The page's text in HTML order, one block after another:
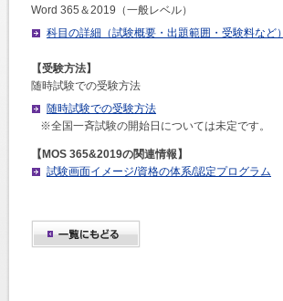
Word 365＆2019（一般レベル）
科目の詳細（試験概要・出題範囲・受験料など）
【受験方法】
随時試験での受験方法
随時試験での受験方法
※全国一斉試験の開始日については未定です。
【MOS 365&2019の関連情報】
試験画面イメージ/資格の体系/認定プログラム